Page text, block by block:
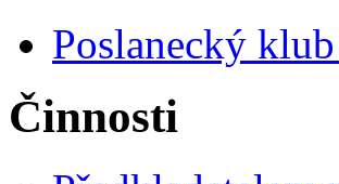
Poslanecký
Činnosti